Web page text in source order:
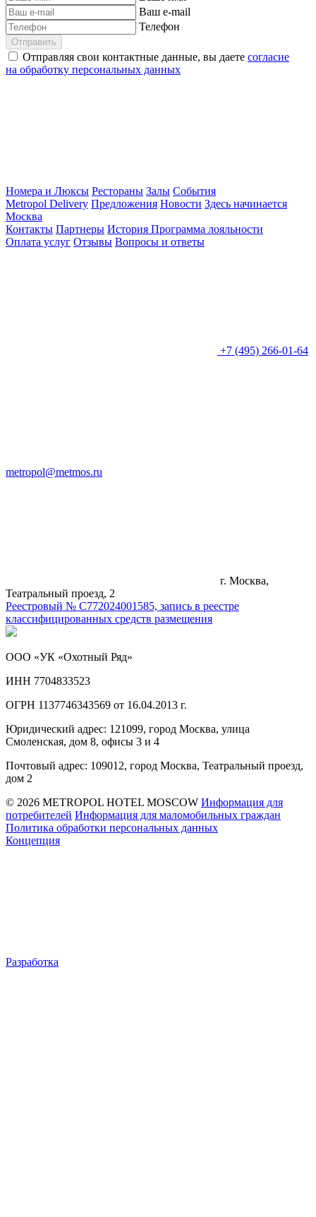
Ваш e-mail
Телефон
Отправить
Отправляя свои контактные данные, вы даете согласие
на обработку персональных данных
Номера и Люксы Рестораны Залы События
Metropol Delivery Предложения Новости Здесь начинается
Москва
Контакты Партнеры История Программа лояльности
Оплата услуг Отзывы Вопросы и ответы
+7 (495) 266-01-64
metropol@metmos.ru
г. Москва,
Театральный проезд, 2
Реестровый № С772024001585, запись в реестре
классифицированных средств размещения
ООО «УК «Охотный Ряд»
ИНН 7704833523
ОГРН 1137746343569 от 16.04.2013 г.
Юридический адрес: 121099, город Москва, улица
Смоленская, дом 8, офисы 3 и 4
Почтовый адрес: 109012, город Москва, Театральный проезд,
дом 2
© 2026 METROPOL HOTEL MOSCOW Информация для
потребителей Информация для маломобильных граждан
Политика обработки персональных данных
Концепция
Разработка